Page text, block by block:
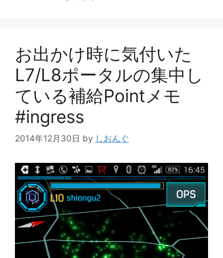
お出かけ時に気付いた
L7/L8ポータルの集中し
ている補給Pointメモ
#ingress
2014年12月30日 by しおんぐ